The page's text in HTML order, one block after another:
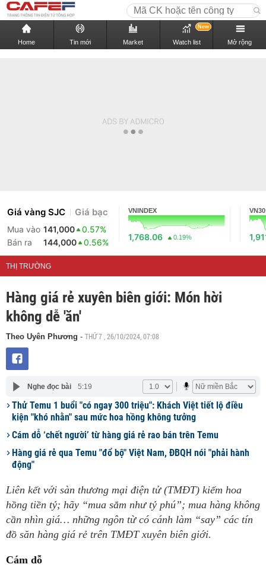
Home Tin mới Market Watch list
New
Mở rộng
Giá vàng SJC Giá bạc
Mua vào 141,000
0.57%
Bán ra
144,000 0.56%
VNINDEX
1,768.06 0.19%
VN30
THỊ TRƯỜNG
Hàng giá rẻ xuyên biên giới: Món hời
không dễ 'ăn'
Theo Uyên Phương - THỨ 7 , 26/10/2024, 07:08
Nghe đọc bài 5:19
Thử Temu 1 buổi "có ngay 300 triệu": Khách Việt tiết lộ điều
kiện "khó nhằn" sau mức hoa hồng không tưởng
Cám dỗ ‘chết người’ từ hàng giá rẻ rao bán trên Temu
Hàng giá rẻ qua Temu "đổ bộ" Việt Nam, ĐBQH nói "phải hành
động"
Liên kết với sàn thương mại điện tử (TMĐT) kiếm hoa
hồng tiền tỷ; hãy “mua sắm như tỷ phú”; mua hàng không
cần nhìn giá… những ngôn từ có cánh làm “say” các tín
đồ săn hàng giá rẻ trên TMĐT xuyên biên giới.
Cám dỗ